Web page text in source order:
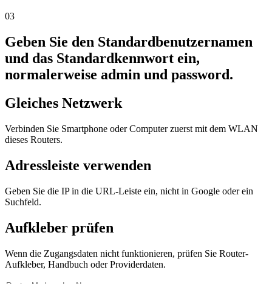
03
Geben Sie den Standardbenutzernamen
und das Standardkennwort ein,
normalerweise admin und password.
Gleiches Netzwerk
Verbinden Sie Smartphone oder Computer zuerst mit dem WLAN
dieses Routers.
Adressleiste verwenden
Geben Sie die IP in die URL-Leiste ein, nicht in Google oder ein
Suchfeld.
Aufkleber prüfen
Wenn die Zugangsdaten nicht funktionieren, prüfen Sie Router-
Aufkleber, Handbuch oder Providerdaten.